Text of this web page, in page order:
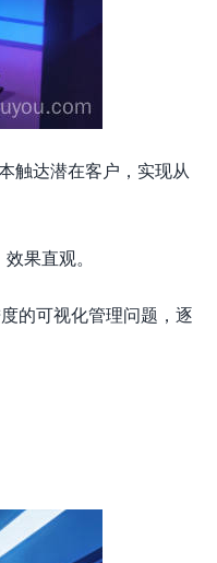
触达潜在客户，实现从
果直观。
的可视化管理问题，逐